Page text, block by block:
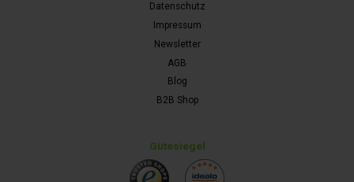
Datenschutz
Impressum
Newsletter
AGB
Blog
B2B Shop
Gütesiegel